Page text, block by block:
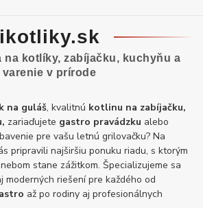
ikotliky.sk
na kotlíky, zabíjačku, kuchyňu a
varenie v prírode
na guláš, kvalitnú kotlinu na zabíjačku,
zariaďujete gastro pravádzku alebo
pre vašu letnú grilovačku? Na
pripravili najširšiu ponuku riadu, s ktorým
stane zážitkom. Špecializujeme sa
moderných riešení pre každého od
až po rodiny aj profesionálnych